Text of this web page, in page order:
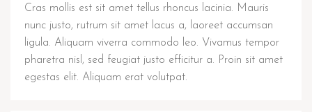
Cras mollis est sit amet tellus rhoncus lacinia. Mauris
nunc justo, rutrum sit amet lacus a, laoreet accumsan
ligula. Aliquam viverra commodo leo. Vivamus tempor
pharetra nisl, sed feugiat justo efficitur a. Proin sit amet
egestas elit. Aliquam erat volutpat.